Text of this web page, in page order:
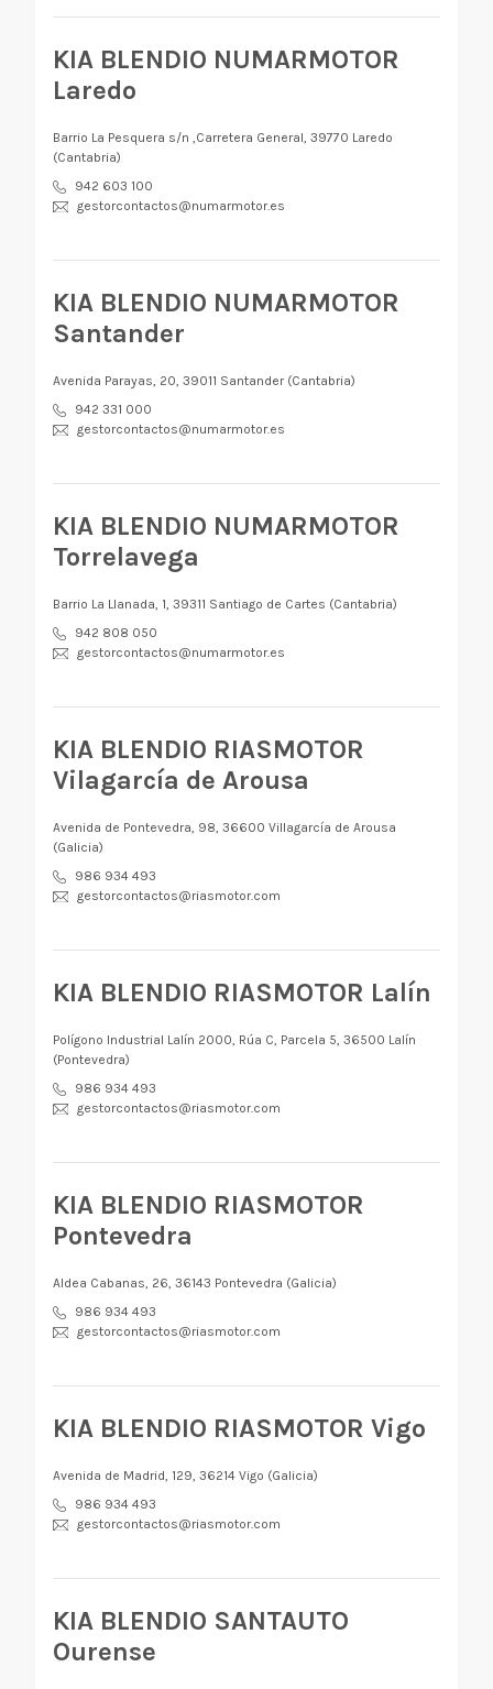
KIA BLENDIO NUMARMOTOR
Laredo
Barrio La Pesquera s/n ,Carretera General, 39770 Laredo
(Cantabria)
942 603 100
gestorcontactos@numarmotor.es
KIA BLENDIO NUMARMOTOR
Santander
Avenida Parayas, 20, 39011 Santander (Cantabria)
942 331 000
gestorcontactos@numarmotor.es
KIA BLENDIO NUMARMOTOR
Torrelavega
Barrio La Llanada, 1, 39311 Santiago de Cartes (Cantabria)
942 808 050
gestorcontactos@numarmotor.es
KIA BLENDIO RIASMOTOR
Vilagarcía de Arousa
Avenida de Pontevedra, 98, 36600 Villagarcía de Arousa
(Galicia)
986 934 493
gestorcontactos@riasmotor.com
KIA BLENDIO RIASMOTOR Lalín
Polígono Industrial Lalín 2000, Rúa C, Parcela 5, 36500 Lalín
(Pontevedra)
986 934 493
gestorcontactos@riasmotor.com
KIA BLENDIO RIASMOTOR
Pontevedra
Aldea Cabanas, 26, 36143 Pontevedra (Galicia)
986 934 493
gestorcontactos@riasmotor.com
KIA BLENDIO RIASMOTOR Vigo
Avenida de Madrid, 129, 36214 Vigo (Galicia)
986 934 493
gestorcontactos@riasmotor.com
KIA BLENDIO SANTAUTO
Ourense